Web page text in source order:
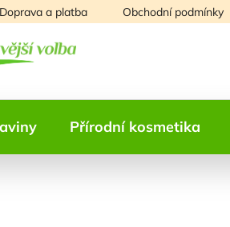
Doprava a platba Obchodní podmínky
Přírodní kosmetika